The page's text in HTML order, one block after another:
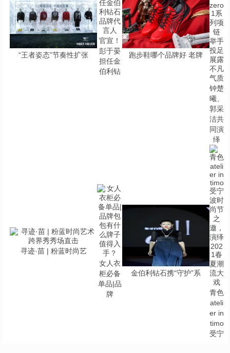
“王者姿态”节奏性扩张
官宣！
彭于晏
担任金
伯利钻
跑步鞋哪个品牌好 老牌
钟楚
曦、
郭采
洁共
同演
绎
寻迹·苗 | 粉蓝时尚艺
女人衣
柜必备
单品|品
牌
金伯利钻石携“守护”系
青色
ateli
er in
timo
受宁